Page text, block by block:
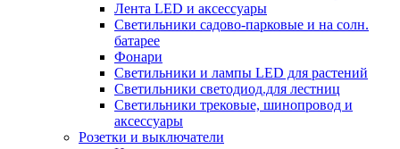
Лента LED и аксессуары
Светильники садово-парковые и на солн.
батарее
Фонари
Светильники и лампы LED для растений
Светильники светодиод.для лестниц
Светильники трековые, шинопровод и
аксессуары
Розетки и выключатели